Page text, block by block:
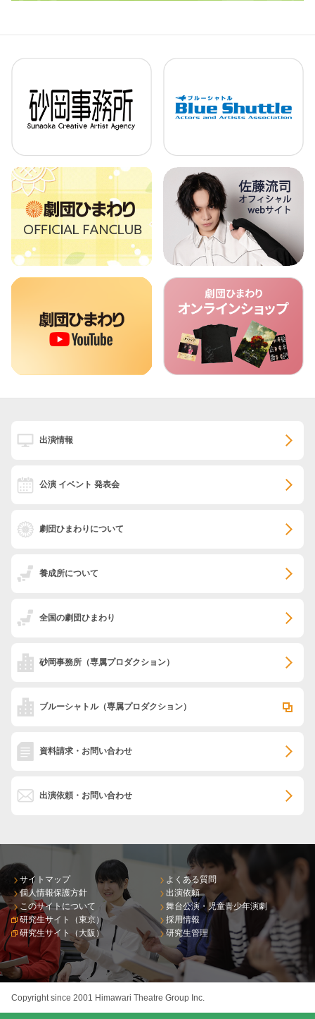
出演情報
公演 イベント 発表会
劇団ひまわりについて
養成所について
全国の劇団ひまわり
砂岡事務所 （専属プロダクション）
ブルーシャトル（専属プロダクション）
資料請求・お問い合わせ
出演依頼・お問い合わせ
サイトマップ
個人情報保護方針
このサイトについて
研究生サイト（東京）
研究生サイト（大阪）
よくある質問
出演依頼
舞台公演・児童青少年演劇
採用情報
研究生管理
Copyright since 2001 Himawari Theatre Group Inc.